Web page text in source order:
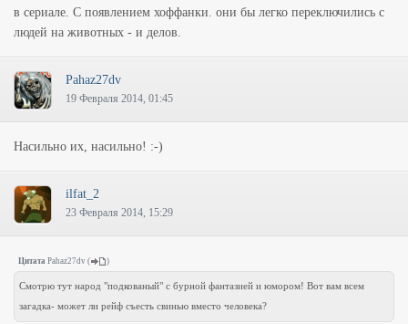
в сериале. С появлением хоффанки. они бы легко переключились с
людей на животных - и делов.
Pahaz27dv
19 Февраля 2014, 01:45
Насильно их, насильно! :-)
ilfat_2
23 Февраля 2014, 15:29
Цитата Pahaz27dv ( )
Смотрю тут народ "подкованый" с бурной фантазией и юмором! Вот вам всем
загадка- может ли рейф съесть свинью вместо человека?